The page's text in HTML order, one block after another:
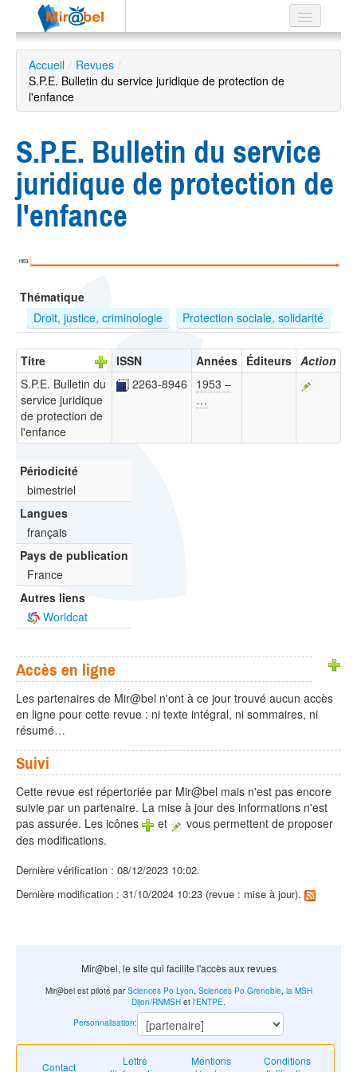
Le réseau
Soutien
Listes
Recherche
avancée
Accueil / Revues /
S.P.E. Bulletin du service juridique de protection de
l'enfance
S.P.E. Bulletin du service
juridique de protection de
l'enfance
1953
Thématique
Droit, justice, criminologie
Protection sociale, solidarité
Titre ISSN Années Éditeurs Action
S.P.E. Bulletin du
service juridique
de protection de
l'enfance
2263-8946
1953 –
…
Périodicité
bimestriel
Langues
français
Pays de publication
France
Autres liens
Worldcat
Accès en ligne
Les partenaires de Mir@bel n'ont à ce jour trouvé aucun accès
en ligne pour cette revue : ni texte intégral, ni sommaires, ni
résumé…
Suivi
Cette revue est répertoriée par Mir@bel mais n'est pas encore
suivie par un partenaire. La mise à jour des informations n'est
pas assurée. Les icônes
et
vous permettent de proposer
des modifications.
Dernière vérification : 08/12/2023 10:02.
Dernière modification : 31/10/2024 10:23 (revue : mise à jour).
Mir@bel, le site qui facilite l'accès aux revues
Contact
Lettre
Mentions
Conditions
Mir@bel est piloté parSciences Po Lyon Sciences Po Grenoble, la MSH
Dijon/RNMSH et l'ENTPE
Personnalisation: